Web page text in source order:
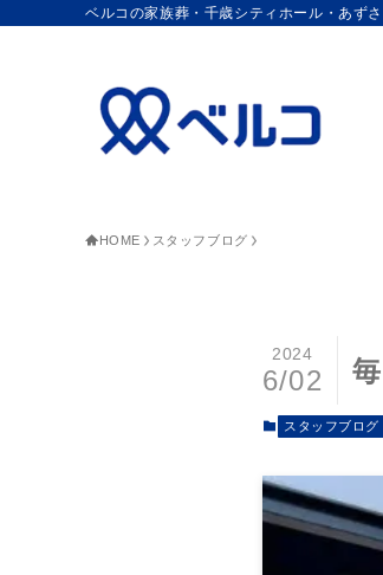
ベルコの家族葬・千歳シティホール・あず
HOME スタッフブログ
2024
6/02
スタッフブログ